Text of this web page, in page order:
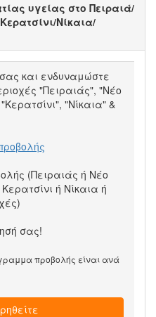
υγείας στο Πειραιά/
Νίκαια/
και ενδυναμώστε
"Πειραιάς", "Νέο
"Νίκαια" &
(Πειραιάς ή Νέο
ή Νίκαια ή
σας!
προβολής είναι ανά